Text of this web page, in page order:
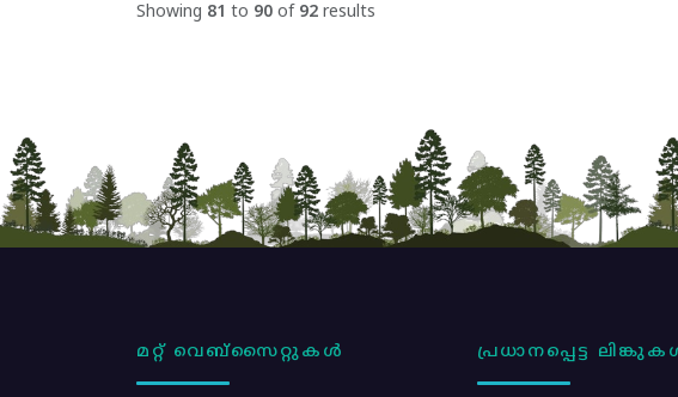
Showing 81 to 90 of 92 results
മറ്റ് വെബ്സൈറ്റുകൾ പ്രധാനപ്പെട്ട